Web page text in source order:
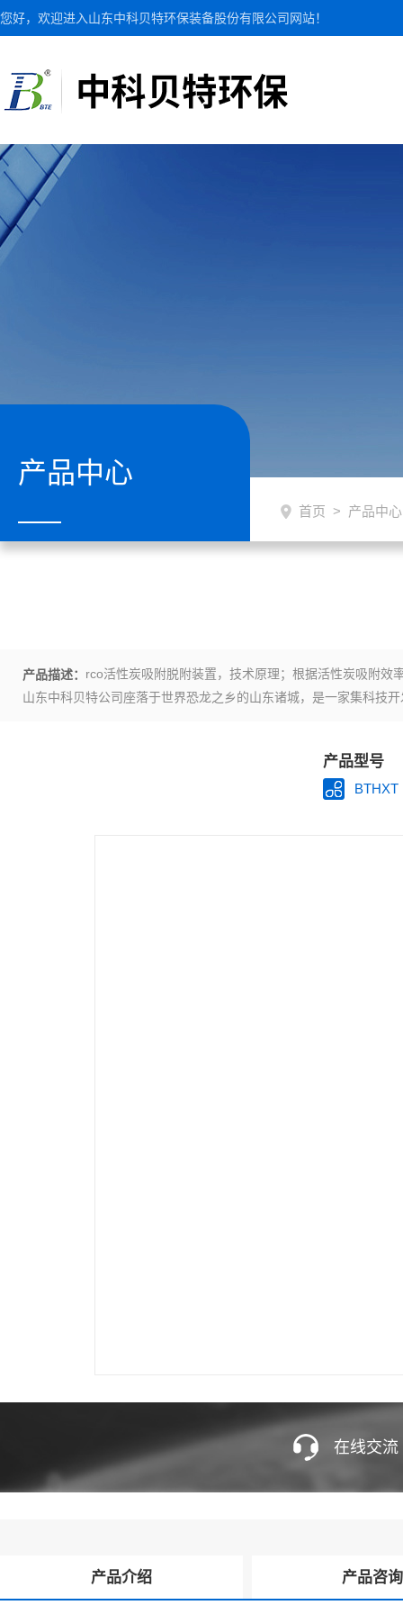
您好，欢迎进入山东中科贝特环保装备股份有限公司网站！
产品中心
首页 > 产品中心
产品描述： rco活性炭吸附脱附装置，技术原理；根据活性炭吸附
山东中科贝特公司座落于世界恐龙之乡的山东诸城，是一家集科技
产品型号
BTHXT
在线交流
产品介绍 产品咨询